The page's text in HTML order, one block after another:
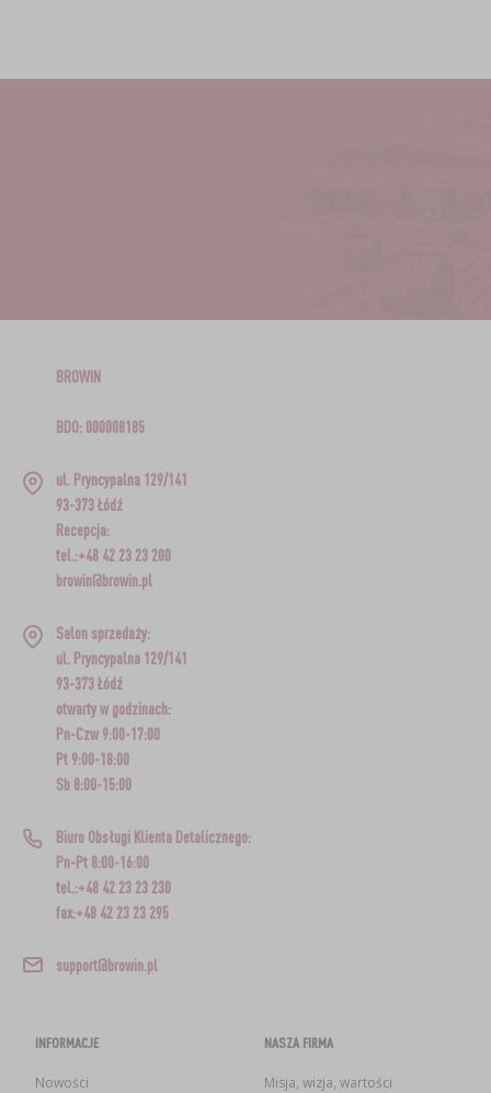
BROWIN
BDO: 000008185
ul. Pryncypalna 129/141
93-373 Łódź
Recepcja:
tel.:+48 42 23 23 200
browin@browin.pl
Salon sprzedaży:
ul. Pryncypalna 129/141
93-373 Łódź
otwarty w godzinach:
Pn-Czw 9:00-17:00
Pt 9:00-18:00
Sb 8:00-15:00
Biuro Obsługi Klienta Detalicznego:
Pn-Pt 8:00-16:00
tel.:+48 42 23 23 230
fax:+48 42 23 23 295
support@browin.pl
INFORMACJE
Nowości
NASZA FIRMA
Misja, wizja, wartości